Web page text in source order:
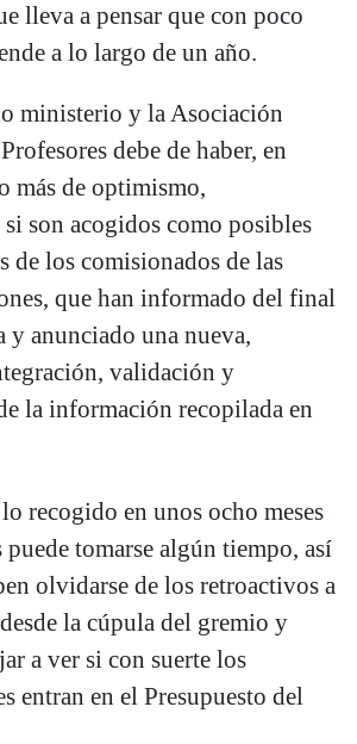
lleva a pensar que con poco
a lo largo de un año.
ministerio y la Asociación
debe de haber, en
más de optimismo,
son acogidos como posibles
de los comisionados de las
que han informado del final
y anunciado una nueva,
validación y
la información recopilada en
recogido en unos ocho meses
puede tomarse algún tiempo, así
olvidarse de los retroactivos a
la cúpula del gremio y
a ver si con suerte los
entran en el Presupuesto del